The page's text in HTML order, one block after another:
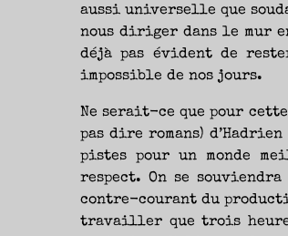
aussi universelle que
nous diriger dans le mur
déjà pas évident de
impossible de nos jours.
Ne serait-ce que pour
pas dire romans)
pistes pour un monde
respect. On se
contre-courant du
travailler que trois